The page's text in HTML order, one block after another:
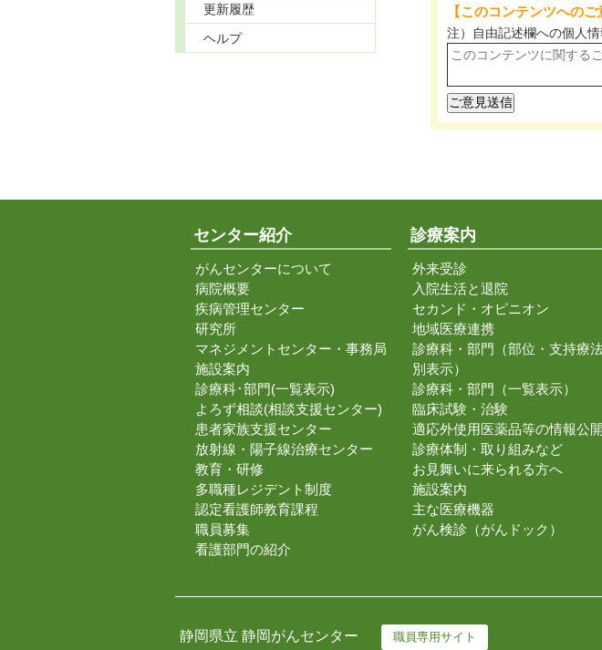
【このコンテンツへのご
注）自由記述欄への個人
更新履歴
ヘルプ
センター紹介
がんセンターについて
病院概要
疾病管理センター
研究所
マネジメントセンター・事務局
施設案内
診療科･部門(一覧表示)
よろず相談(相談支援センター)
患者家族支援センター
放射線・陽子線治療センター
教育・研修
多職種レジデント制度
認定看護師教育課程
職員募集
看護部門の紹介
診療案内
外来受診
入院生活と退院
セカンド・オピニオン
地域医療連携
診療科・部門（部位・支持療
別表示）
診療科・部門（一覧表示）
臨床試験・治験
適応外使用医薬品等の情報公開
診療体制・取り組みなど
お見舞いに来られる方へ
施設案内
主な医療機器
がん検診（がんドック）
静岡県立 静岡がんセンター 職員専用サイト